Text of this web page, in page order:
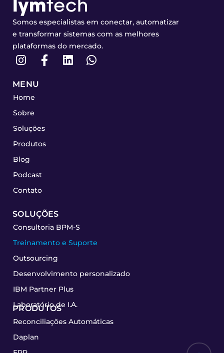
Somos especialistas em conectar, automatizar
e transformar sistemas com as melhores
plataformas do mercado.
MENU
Home
Sobre
Soluções
Produtos
Blog
Podcast
Contato
SOLUÇÕES
Consultoria BPM-S
Treinamento e Suporte
Outsourcing
Desenvolvimento personalizado
IBM Partner Plus
Laboratório de I.A.
PRODUTOS
Reconciliações Automáticas
Daplan